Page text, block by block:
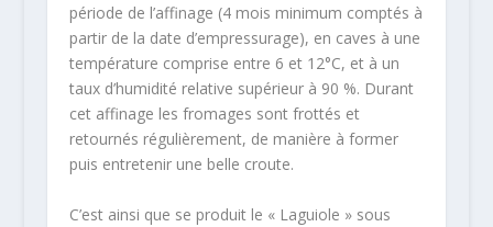
période de l’affinage (4 mois minimum comptés à
partir de la date d’empressurage), en caves à une
température comprise entre 6 et 12°C, et à un
taux d’humidité relative supérieur à 90 %. Durant
cet affinage les fromages sont frottés et
retournés régulièrement, de manière à former
puis entretenir une belle croute.
C’est ainsi que se produit le « Laguiole » sous